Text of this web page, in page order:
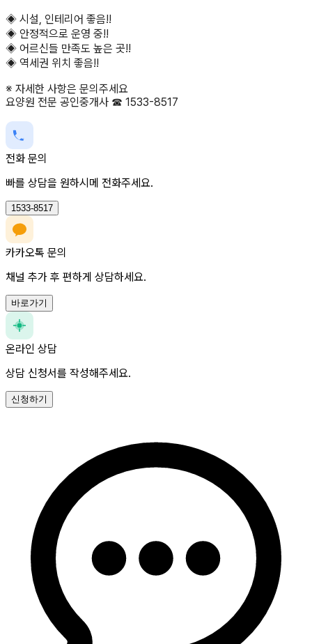
◈ 시설, 인테리어 좋음!!
◈ 안정적으로 운영 중!!
◈ 어르신들 만족도 높은 곳!!
◈ 역세권 위치 좋음!!
※ 자세한 사항은 문의주세요
요양원 전문 공인중개사 ☎ 1533-8517
전화 문의
빠를 상담을 원하시메 전화주세요.
1533-8517
카카오톡 문의
채널 추가 후 편하게 상담하세요.
바로가기
온라인 상담
상담 신청서를 작성해주세요.
신청하기